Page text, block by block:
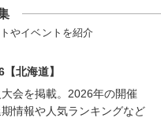
やイベントを紹介
北海道】
会を掲載。2026年の開催
情報や人気ランキングなど